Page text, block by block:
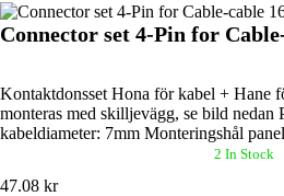
Connector set 4-Pin for
Kontaktdonsset Hona för kabel + Hane
monteras med skilljevägg, se bild nedan
kabeldiameter: 7mm Monteringshål
2 In Stock
47.08 kr